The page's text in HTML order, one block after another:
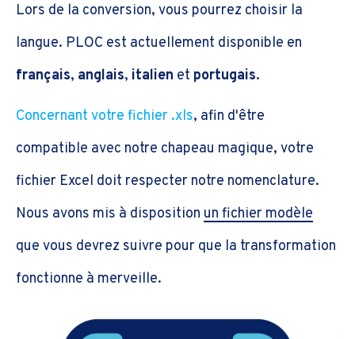
Lors de la conversion, vous pourrez choisir la
langue. PLOC est actuellement disponible en
français, anglais, italien et portugais.
Concernant votre fichier .xls, afin d'être
compatible avec notre chapeau magique, votre
fichier Excel doit respecter notre nomenclature.
Nous avons mis à disposition un fichier modèle
que vous devrez suivre pour que la transformation
fonctionne à merveille.